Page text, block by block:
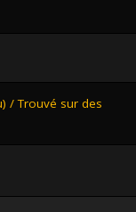
/ Trouvé sur des